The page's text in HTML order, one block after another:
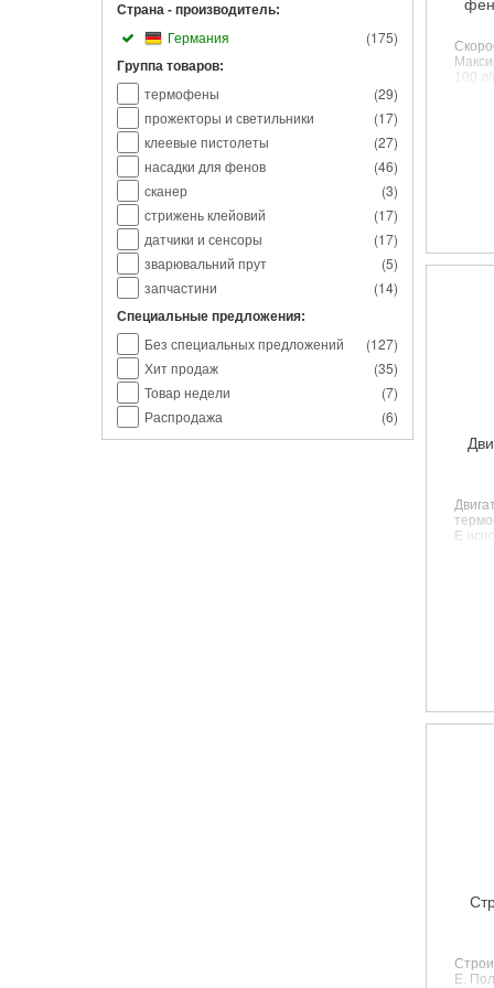
Страна - производитель:
(175)
Германия
Группа товаров:
(29)
термофены
(17)
прожекторы и светильники
(27)
клеевые пистолеты
(46)
насадки для фенов
(3)
сканер
(17)
стрижень клейовий
(17)
датчики и сенсоры
(5)
зварювальний прут
(14)
запчастини
Специальные предложения:
(127)
Без специальных предложений
(35)
Хит продаж
(7)
Товар недели
(6)
Распродажа
100
E
E.